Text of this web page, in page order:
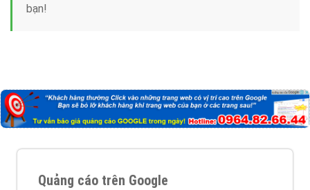
bạn!
Quảng cáo trên Google